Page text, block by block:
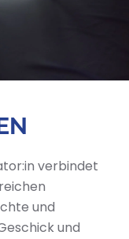
verbindet
und
und